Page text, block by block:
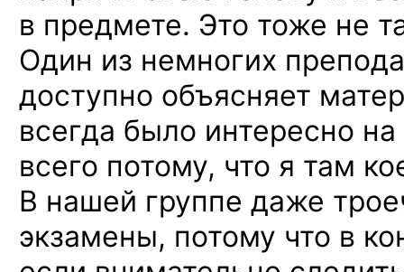
в предмете. Это тоже не
Один из немногих
доступно объясняет
всегда было интересно на
всего потому, что я там
В нашей группе даже
экзамены, потому что в